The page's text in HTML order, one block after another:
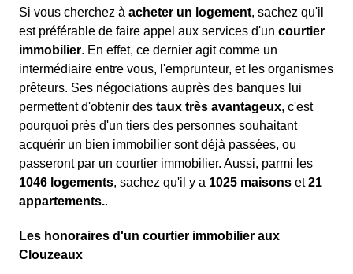
Si vous cherchez à acheter un logement, sachez qu'il
est préférable de faire appel aux services d'un courtier
immobilier. En effet, ce dernier agit comme un
intermédiaire entre vous, l'emprunteur, et les organismes
prêteurs. Ses négociations auprès des banques lui
permettent d'obtenir des taux très avantageux, c'est
pourquoi près d'un tiers des personnes souhaitant
acquérir un bien immobilier sont déjà passées, ou
passeront par un courtier immobilier. Aussi, parmi les
1046 logements, sachez qu'il y a 1025 maisons et21
appartements..
Les honoraires d'un courtier immobilier aux
Clouzeaux